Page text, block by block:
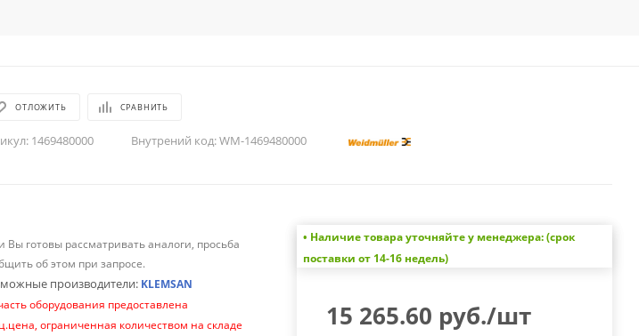
ОТЛОЖИТЬ СРАВНИТЬ
1469480000 Внутрений код:WM-1469480000
Вы готовы рассматривать аналоги, просьба
об этом при запросе.
производители: KLEMSAN
оборудования предоставлена
ограниченная количеством на складе
• Наличие товара уточняйте у менеджера: (срок
поставки от 14-16 недель)
15 265.60 руб./шт